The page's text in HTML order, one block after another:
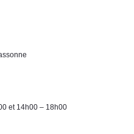
et 14h00 – 18h00